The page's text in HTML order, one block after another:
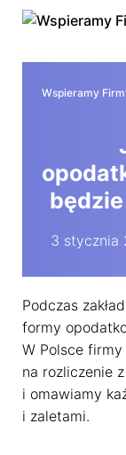
Skip
Wspieramy
3 stycznia
Podczas
formy
W Polsce
na rozliczenie
i omawiamy
i zaletami.